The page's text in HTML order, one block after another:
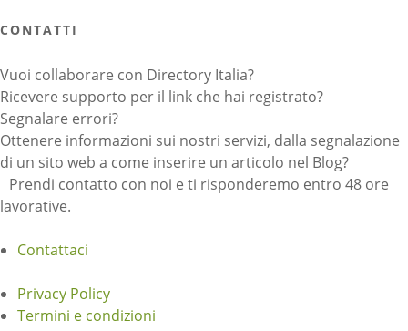
CONTATTI
Vuoi collaborare con Directory Italia?
Ricevere supporto per il link che hai registrato?
Segnalare errori?
Ottenere informazioni sui nostri servizi, dalla segnalazione
di un sito web a come inserire un articolo nel Blog?
Prendi contatto con noi e ti risponderemo entro 48 ore
lavorative.
Contattaci
Privacy Policy
Termini e condizioni